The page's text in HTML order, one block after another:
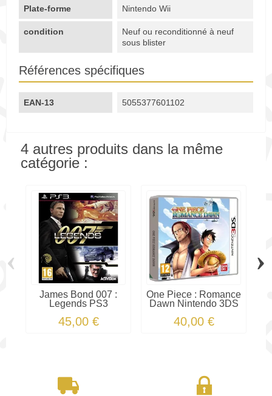
Plate-forme Nintendo Wii
condition
Neuf ou reconditionné à neuf
sous blister
Références spécifiques
EAN-13 5055377601102
4 autres produits dans la même
catégorie :
James Bond 007 :
Legends PS3
45,00 €
One Piece : Romance
Dawn Nintendo 3DS
40,00 €
‹ ›